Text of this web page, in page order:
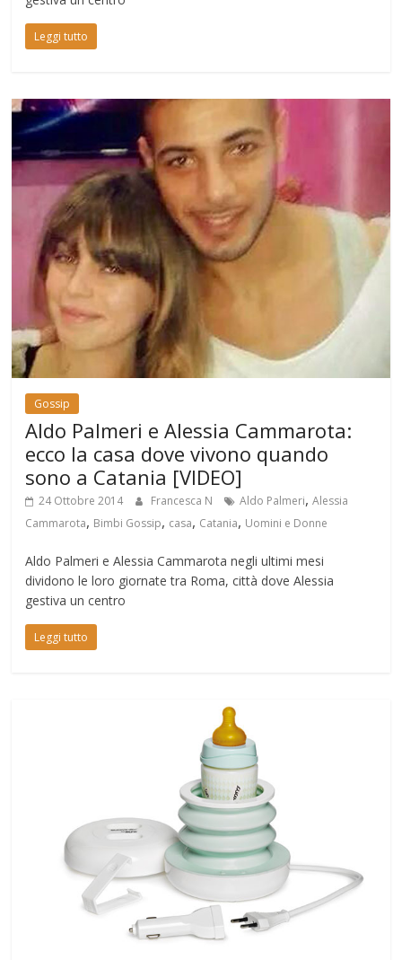
Leggi tutto
Gossip
Aldo Palmeri e Alessia Cammarota:
ecco la casa dove vivono quando
sono a Catania [VIDEO]
24 Ottobre 2014 Francesca N Aldo Palmeri,Alessia
Cammarota, Bimbi Gossip, casa, Catania, Uomini e Donne
Aldo Palmeri e Alessia Cammarota negli ultimi mesi
dividono le loro giornate tra Roma, città dove Alessia
gestiva un centro
Leggi tutto